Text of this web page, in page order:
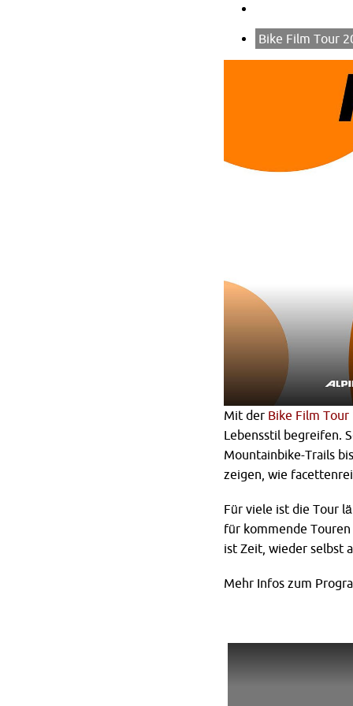
Bike Film Tour
Mit der Bike Film
Lebensstil begreifen.
Mountainbike-Trails
zeigen, wie
Für viele ist die Tour
für kommende
ist Zeit, wieder selbst
Mehr Infos zum